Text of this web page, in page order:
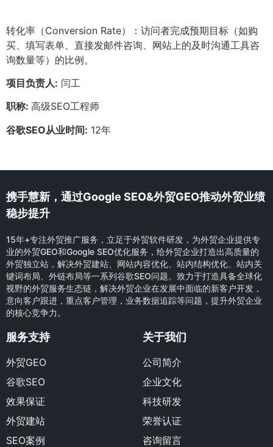
转化率（Conversion Rate）：访问者完成预期目标（如购
买、填写表单、直接发邮件咨询、网站上的及时沟通工具咨
询数量等）的比例。
项目负责人: 闫工
职称: 高级SEO工程师
谷歌SEO从业时间: 12年
携手慧新，通过Google SEO&外贸GEO推动外贸业绩
稳步提升
15年+专注外贸推广服务，立足于外贸软件研发，为外贸企业提供专
业的外贸GEO和Google SEO优化服务，给外贸企业打造出高质量的
外贸独立站，解决外贸建站、网站内容优化、站内结构优化、站内关
键词布局、外链布局等一系列谷歌SEO问题。致力于打造具备全球化
视野的外贸服务生态链，解决外贸企业在发展中面临的新客户开发，
意向客户跟进，重点客户管理，业务数据追踪等问题，提升外贸企业
的核心竞争力。
服务支持
外贸GEO
谷歌SEO
效果保证
外贸建站
SEO案例
关于我们
公司简介
企业文化
科技研发
荣誉认证
咨询留言